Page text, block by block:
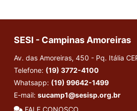
SESI - Campinas Amoreiras
Av. das Amoreiras, 450 - Pq. Itália
Telefone: (19) 3772-4100
Whatsapp: (19) 99642-1499
E-mail: sucamp1@sesisp.org.br
FALE CONOSCO